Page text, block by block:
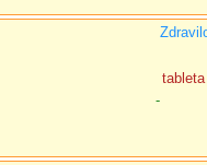
tableta
-